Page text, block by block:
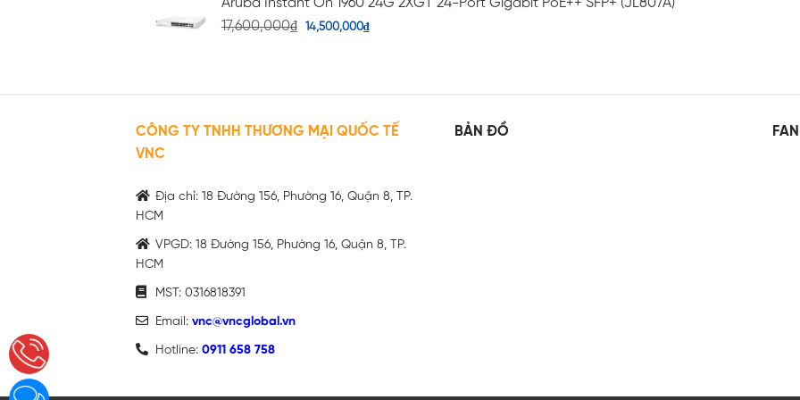
Aruba Instant On 1960 24G 2XGT 24-Port Gigabit PoE++ SFP+ (JL807A)
17,600,000₫ 14,500,000₫
CÔNG TY TNHH THƯƠNG MẠI QUỐC TẾ
VNC
Địa chỉ: 18 Đường 156, Phường 16, Quận 8, TP.
HCM
VPGD: 18 Đường 156, Phường 16, Quận 8, TP.
HCM
MST: 0316818391
Email: vnc@vncglobal.vn
Hotline: 0911 658 758
BẢN ĐỒ